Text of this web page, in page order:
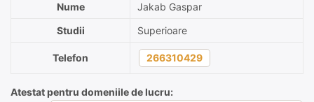
Nume
Jakab Gaspar
Studii
Superioare
Telefon 266310429
Atestat pentru domeniile de lucru: